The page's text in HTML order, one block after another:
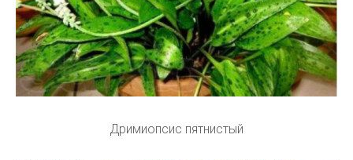
Дримиопсис пятнистый